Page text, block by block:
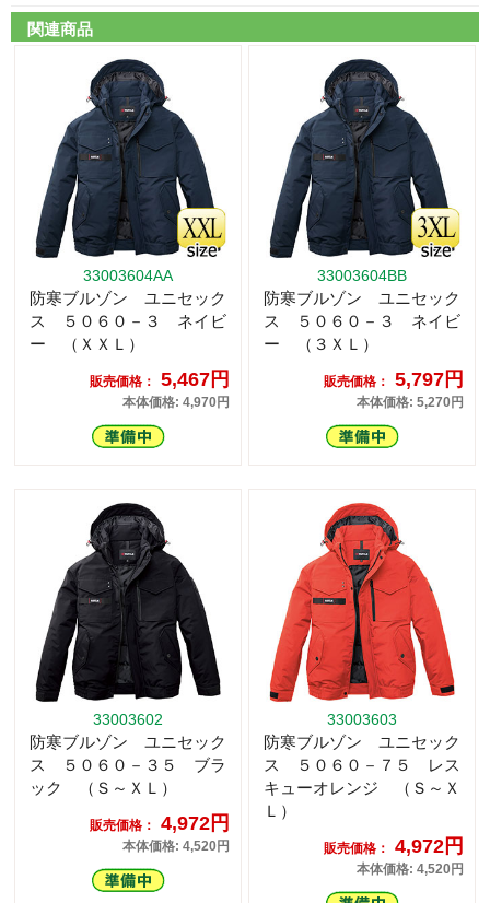
関連商品
33003604AA
防寒ブルゾン ユニセック
ス ５０６０－３ ネイビ
ー （ＸＸＬ）
販売価格： 5,467円
本体価格: 4,970円
33003604BB
防寒ブルゾン ユニセック
ス ５０６０－３ ネイビ
ー （３ＸＬ）
販売価格： 5,797円
本体価格: 5,270円
33003602
防寒ブルゾン ユニセック
ス ５０６０－３５ ブラ
ック （Ｓ～ＸＬ）
販売価格： 4,972円
本体価格: 4,520円
33003603
防寒ブルゾン ユニセック
ス ５０６０－７５ レス
キューオレンジ （Ｓ～Ｘ
Ｌ）
販売価格： 4,972円
本体価格: 4,520円